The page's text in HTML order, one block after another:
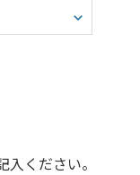
ください。